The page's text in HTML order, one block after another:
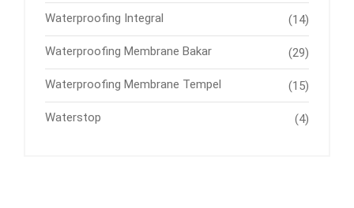
Waterproofing Integral (14)
Waterproofing Membrane Bakar (29)
Waterproofing Membrane Tempel (15)
Waterstop (4)